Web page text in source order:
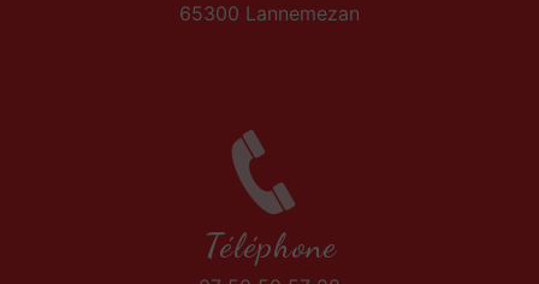
65300 Lannemezan
Téléphone